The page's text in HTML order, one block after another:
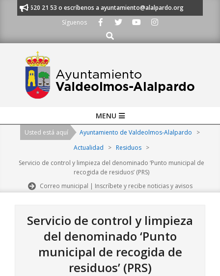
al 91 620 21 53 o escríbenos a ayuntamiento@alalpardo.org
Síguenos
Buscar
Navigation
MENU
Usted está aquí Ayuntamiento de Valdeolmos-Alalpardo
>
Actualidad
> Residuos >
Servicio de control y limpieza del denominado ‘Punto municipal de
recogida de residuos’ (PRS)
Correo municipal | Inscríbete y recibe noticias y avisos
Servicio de control y limpieza
del denominado ‘Punto
municipal de recogida de
residuos’ (PRS)